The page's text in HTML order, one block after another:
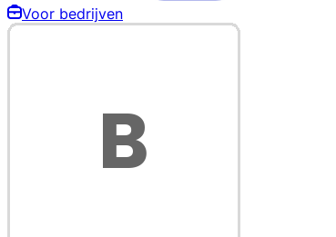
Voor bedrijven